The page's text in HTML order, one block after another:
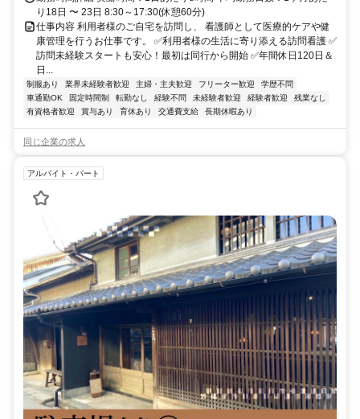
り18日 〜 23日 8:30～17:30(休憩60分)
仕事内容 利用者様のご自宅を訪問し、 看護師として医療的ケアや健
康管理を行うお仕事です。 ✅利用者様の生活に寄り添える訪問看護 ✅
訪問未経験スタートも安心！最初は同行から開始 ✅年間休日120日＆
日...
制服あり 業界未経験者歓迎 主婦・主夫歓迎 フリーター歓迎
学歴不問
車通勤OK
固定時間制 転勤なし 経験不問 未経験者歓迎 経験者歓迎
残業なし
有資格者歓迎
賞与あり 育休あり 交通費支給 長期休暇あり
同じ企業の求人
アルバイト・パート